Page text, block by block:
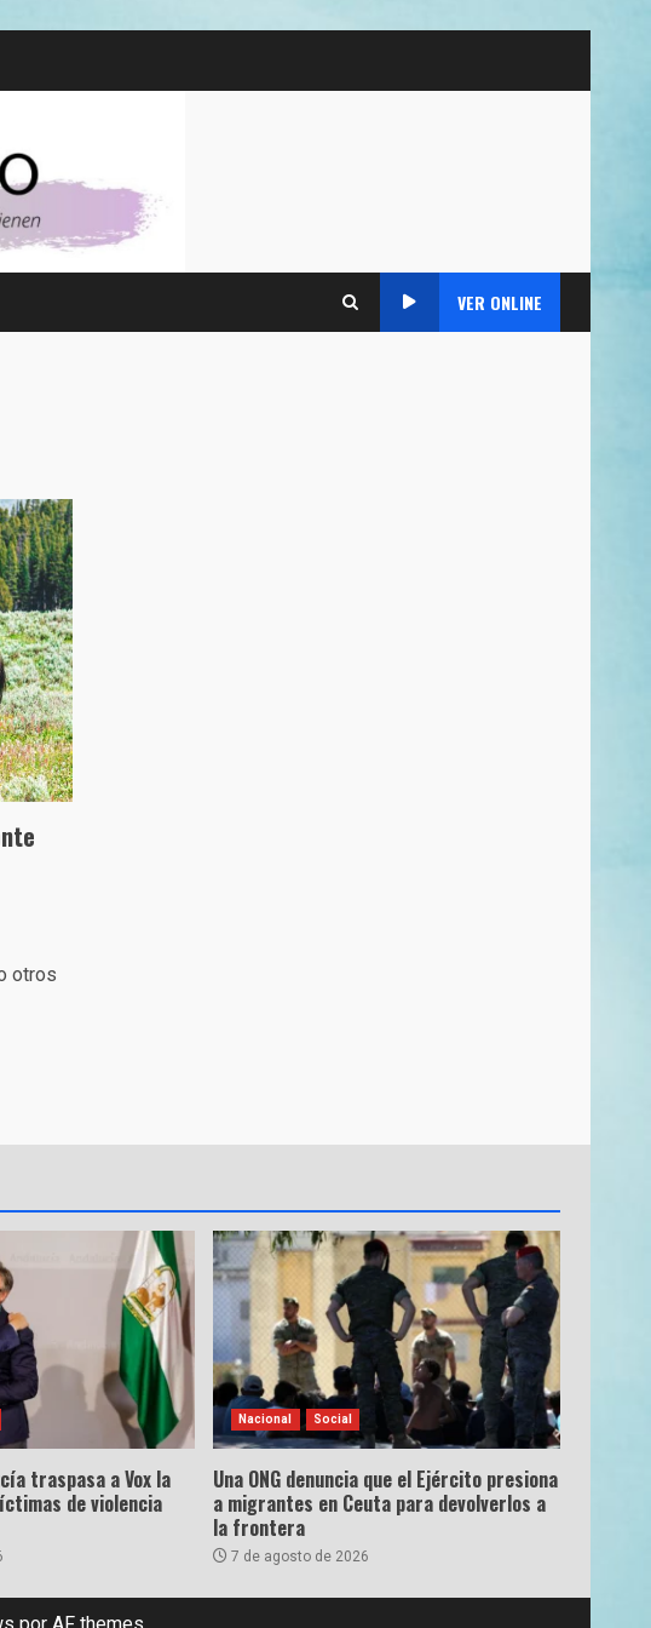
VER ONLINE
otros
traspasa a Vox la
de violencia
Nacional Social
Una ONG denuncia que el Ejército presiona
a migrantes en Ceuta para devolverlos a
la frontera
7 de agosto de 2026